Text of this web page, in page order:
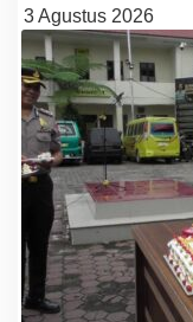
3 Agustus 2026